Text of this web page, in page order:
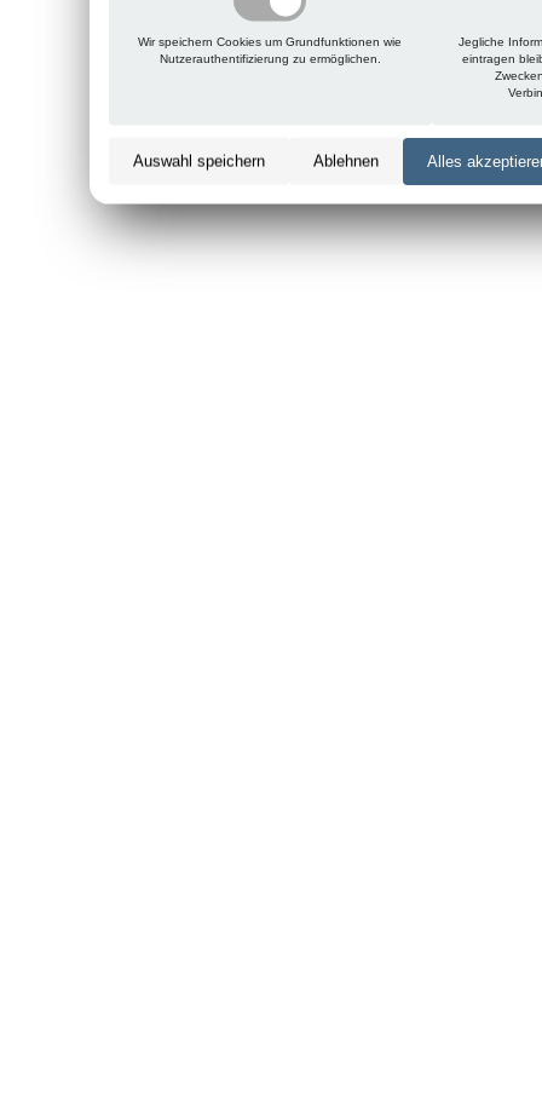
Wir speichern Cookies um Grundfunktionen wie
Nutzerauthentifizierung zu ermöglichen.
Jegliche
eintragen
Auswahl speichern Ablehnen Alles